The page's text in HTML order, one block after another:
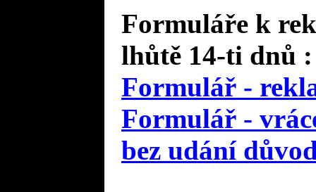
Formuláře k
lhůtě 14-ti dnů :
Formulář -
Formulář -
bez udání